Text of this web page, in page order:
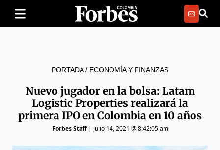
PORTADA/ ECONOMÍA Y FINANZAS
Nuevo jugador en la bolsa: Latam
Logistic Properties realizará la
primera IPO en Colombia en 10 años
Forbes Staff| julio 14, 2021 @ 8:42:05 am